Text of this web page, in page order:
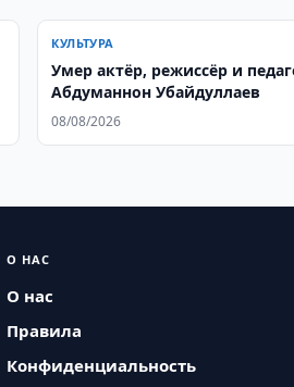
КУЛЬТУРА
Умер актёр, режиссёр и
Абдуманнон Убайдуллаев
08/08/2026
О НАС
О нас
Правила
Конфиденциальность